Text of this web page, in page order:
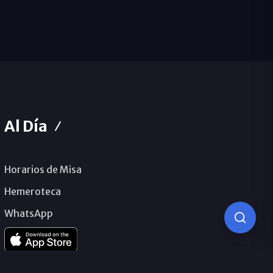
Al Día
Horarios de Misa
Hemeroteca
WhatsApp